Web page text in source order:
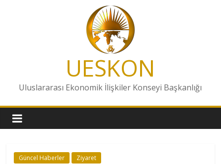
UESKON
Uluslararası Ekonomik İlişkiler Konseyi Başkanlığı
Güncel Haberler Ziyaret